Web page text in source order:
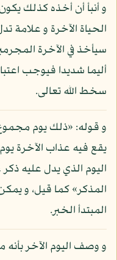
و أنبأ أن أخذه كذلك
الحياة الآخرة و علامة
سيأخذ في الآخرة
أليما شديدا فيوجب
سخط الله تعالى.
و قوله: «ذلك يوم
يقع فيه عذاب الآخرة
اليوم الذي يدل عليه
المذكر» كما قيل، و
المبتدأ الخبر.
و وصف اليوم الآخر